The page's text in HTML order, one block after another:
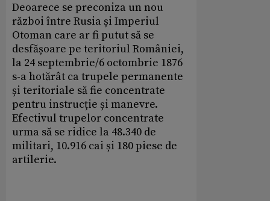
Deoarece se preconiza un nou
război între Rusia și Imperiul
Otoman care ar fi putut să se
desfășoare pe teritoriul României,
la 24 septembrie/6 octombrie 1876
s-a hotărât ca trupele permanente
și teritoriale să fie concentrate
pentru instrucție și manevre.
Efectivul trupelor concentrate
urma să se ridice la 48.340 de
militari, 10.916 cai și 180 piese de
artilerie.